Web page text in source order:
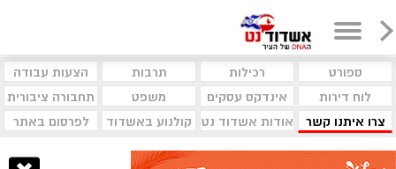
ספורט רכילות תרבות
הצעות עבודה
לוח דירות
אינדקס עסקים משפט
תחבורה ציבורית
צרו איתנו קשר
אודות אשדוד נט קולנוע באשדוד לפרסום באתר